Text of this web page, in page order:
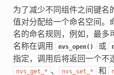
为了减少不同组件之间键名
值对分配给一个命名空间。
名的命名规则，例如，最多
名称在调用
nvs_open() 或
指定，调用后将返回一个不
nvs_get_* 、 nvs_set_* 和